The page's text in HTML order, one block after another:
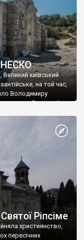
Великий київський
на той час,
Володимиру
Василю ІІ, та
християнином.
Таврійського
Ріпсіме
християнство,
пересічних